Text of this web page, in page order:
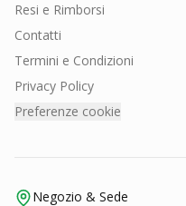
Resi e Rimborsi
Contatti
Termini e Condizioni
Privacy Policy
Preferenze cookie
Negozio & Sede